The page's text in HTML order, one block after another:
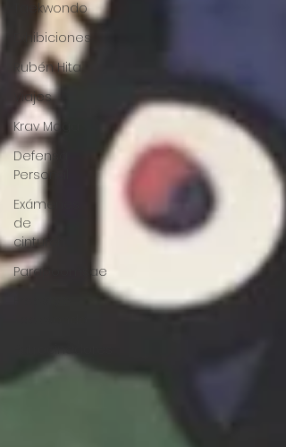
Taekwondo
Exhibiciones
Rubén Hita
Viajes
Krav Maga
Defensa
Personal
Exámenes
de
cinturón
Parapoomsae
Patrocinadores